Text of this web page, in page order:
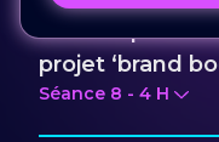
projet ‘brand
Séance 8 - 4 H